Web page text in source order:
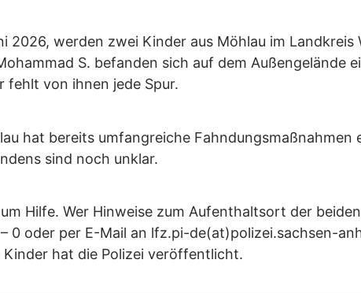
2026, werden zwei Kinder aus Möhlau im
S. befanden sich auf dem Außengelände
fehlt von ihnen jede Spur.
hat bereits umfangreiche
sind noch unklar.
Hilfe. Wer Hinweise zum Aufenthaltsort der
0 oder per E-Mail an lfz.pi-de(at)polizei.sachsen-
hat die Polizei veröffentlicht.